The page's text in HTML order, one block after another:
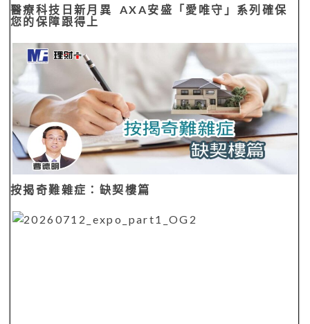
醫療科技日新月異 AXA安盛「愛唯守」系列確保
您的保障跟得上
按揭奇難雜症：缺契樓篇